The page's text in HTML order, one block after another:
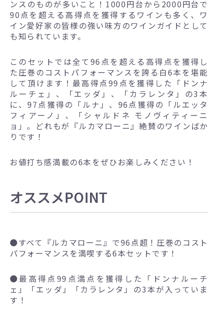
ンスのものが多いこと！1000円台から2000円台で
90点を超える高得点を獲得するワインも多く、ワ
イン愛好家の皆様の強い味方のワインガイドとして
も知られています。
このセットでは全て96点を超える高得点を獲得し
た圧巻のコストパフォーマンスを誇る白6本を堪能
して頂けます！最高得点99点を獲得した「ドンナ
ルーチェ」、「エッダ」、「カラレンタ」の3本
に、97点獲得の「ルナ」、96点獲得の「ルエッタ
フィアーノ」、「シャルドネ モノヴィティーニ
ョ」。どれもが『ルカマローニ』絶賛のワインばか
りです！
お値打ち感満載の6本をぜひお楽しみください！
オススメPOINT
●すべて『ルカマローニ』で96点超！圧巻のコスト
パフォーマンスを満喫する6本セットです！
●最高得点99点満点を獲得した「ドンナルーチ
ェ」「エッダ」「カラレンタ」の3本が入っていま
す！